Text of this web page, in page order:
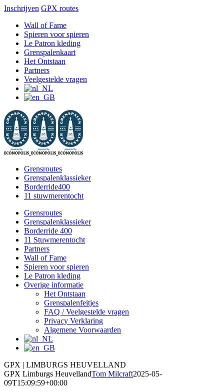
Inschrijven GPX routes
naar
inhoud
Facebook
Instagram
YouTubeWall of Fame
Spieren voor spieren
Le Patron kleding
Grenspalenkaart
Het Ontstaan
Partners
Veelgestelde vragen
Grensroutes
Grenspalenklassieker
Borderride400
11 stuwmerentocht
Grensroutes
Grenspalenklassieker
Borderride 400
11 Stuwmerentocht
Partners
Wall of Fame
Spieren voor spieren
Le Patron kleding
Overige informatie
Het Ontstaan
Grenspalenfeitjes
FAQ / Veelgestelde vragen
Privacy Verklaring
Algemene Voorwaarden
GPX | LIMBURGS HEUVELLAND
GPX Limburgs HeuvellandTom Milcraft2025-05-
09T15:09:59+00:00